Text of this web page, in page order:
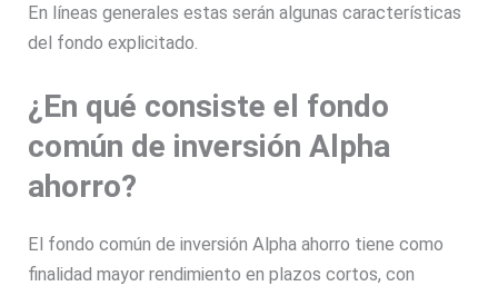
En líneas generales estas serán algunas características
del fondo explicitado.
¿En qué consiste el fondo
común de inversión Alpha
ahorro?
El fondo común de inversión Alpha ahorro tiene como
finalidad mayor rendimiento en plazos cortos, con